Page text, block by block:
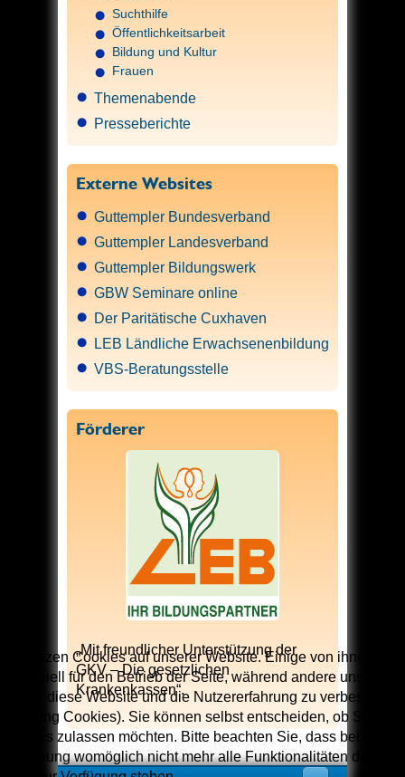
Suchthilfe
Öffentlichkeitsarbeit
Bildung und Kultur
Frauen
Themenabende
Presseberichte
Externe Websites
Guttempler Bundesverband
Guttempler Landesverband
Guttempler Bildungswerk
GBW Seminare online
Der Paritätische Cuxhaven
LEB Ländliche Erwachsenenbildung
VBS-Beratungsstelle
Förderer
„Mit freundlicher Unterstützung der
GKV – Die gesetzlichen
Krankenkassen“.
Wir nutzen Cookies auf unserer Website. Einige von ihnen sind
essenziell für den Betrieb der Seite, während andere uns
helfen, diese Website und die Nutzererfahrung zu verbessern
(Tracking Cookies). Sie können selbst entscheiden, ob Sie die
Cookies zulassen möchten. Bitte beachten Sie, dass bei einer
Ablehnung womöglich nicht mehr alle Funktionalitäten der